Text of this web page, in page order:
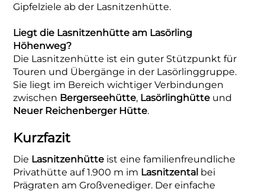
Gipfelziele ab der Lasnitzenhütte.
Liegt die Lasnitzenhütte am Lasörling
Höhenweg?
Die Lasnitzenhütte ist ein guter Stützpunkt für
Touren und Übergänge in der Lasörlinggruppe.
Sie liegt im Bereich wichtiger Verbindungen
zwischen Bergerseehütte, Lasörlinghütte und
Neuer Reichenberger Hütte.
Kurzfazit
Die Lasnitzenhütte ist eine familienfreundliche
Privathütte auf 1.900 m im Lasnitzental bei
Prägraten am Großvenediger. Der einfache